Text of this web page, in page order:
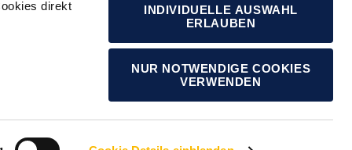
direkt
INDIVIDUELLE AUSWAHL
ERLAUBEN
NUR NOTWENDIGE COOKIES
VERWENDEN
TEILEN